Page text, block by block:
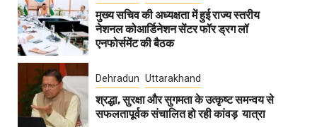
मुख्य सचिव की अध्यक्षता में हुई राज्य स्तरीय
नेशनल कोआर्डिनेशन सेंटर फॉर ड्रग लॉ
एनफोर्समेंट की बैठक
Dehradun Uttarakhand
श्रद्धा, सुरक्षा और सुगमता के उत्कृष्ट समन्वय से
सफलतापूर्वक संचालित हो रही कांवड़ यात्रा